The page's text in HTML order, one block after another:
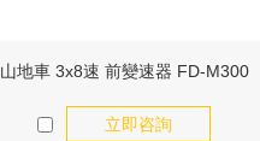
山地車 3x8速 前變速器 FD-M300
立即咨詢